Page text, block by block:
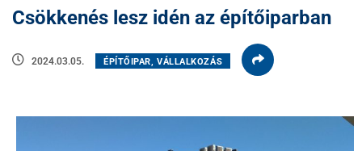
Csökkenés lesz idén az építőiparban
2024.03.05. ÉPÍTŐIPAR, VÁLLALKOZÁS